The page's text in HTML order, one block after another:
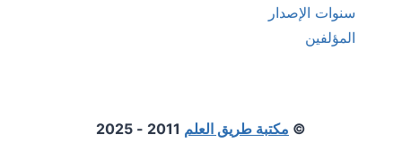
سنوات الإصدار
المؤلفين
© مكتبة طريق العلم